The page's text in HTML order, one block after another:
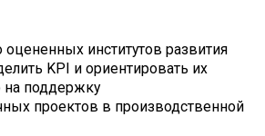
институтов развития
KPI и ориентировать их
поддержку
проектов в производственной